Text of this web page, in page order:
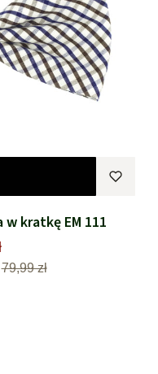
w kratkę EM 111
79,99 zł